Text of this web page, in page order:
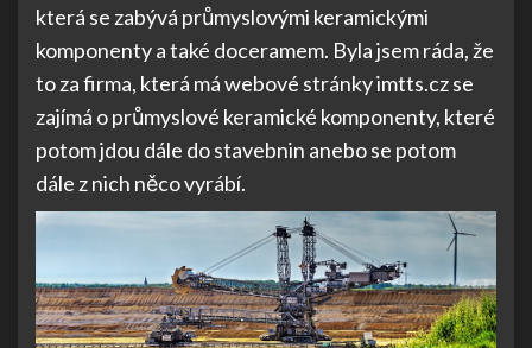
která se zabývá průmyslovými keramickými
komponenty a také doceramem. Byla jsem ráda, že
to za firma, která má webové stránky imtts.cz se
zajímá o průmyslové keramické komponenty, které
potom jdou dále do stavebnin anebo se potom
dále z nich něco vyrábí.